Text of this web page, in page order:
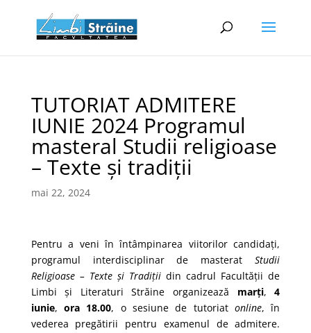
TUTORIAT ADMITERE
IUNIE 2024 Programul
masteral Studii religioase
– Texte și tradiții
mai 22, 2024
Pentru a veni în întâmpinarea viitorilor candidaţi,
programul interdisciplinar de masteratStudii
Religioase – Texte şi Tradiţii din cadrul Facultăţii de
Limbi şi Literaturi Străine organizează marți, 4
iunie, ora 18.00, o sesiune de tutoriat online, în
vederea pregătirii pentru examenul de admitere.